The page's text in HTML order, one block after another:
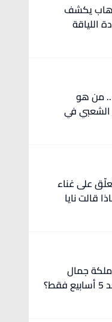
يكشف
اللياقة
خضع لجراحة خطيرة .. من هو
الشعبي في
على غناء
لجورج خباز .. ماذا قالت نايا
جمال